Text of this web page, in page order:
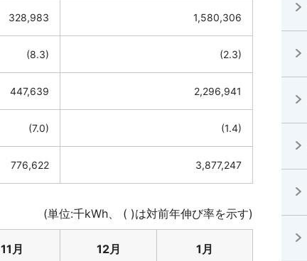
328,983 1,580,306
(8.3) (2.3)
447,639 2,296,941
(7.0) (1.4)
776,622 3,877,247
(単位:千kWh、 ( )は対前年伸び率を示す)
11月 12月 1月